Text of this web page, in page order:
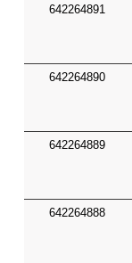
642264891
642264890
642264889
642264888